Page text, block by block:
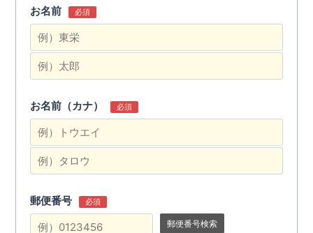
お名前 必須
お名前（カナ） 必須
郵便番号 必須
郵便番号検索